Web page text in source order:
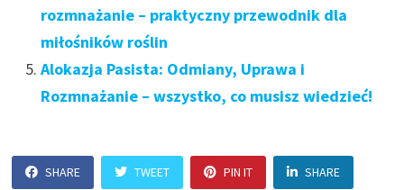
rozmnażanie – praktyczny przewodnik dla
miłośników roślin
Alokazja Pasista: Odmiany, Uprawa i
Rozmnażanie – wszystko, co musisz wiedzieć!
SHARE TWEET PIN IT SHARE